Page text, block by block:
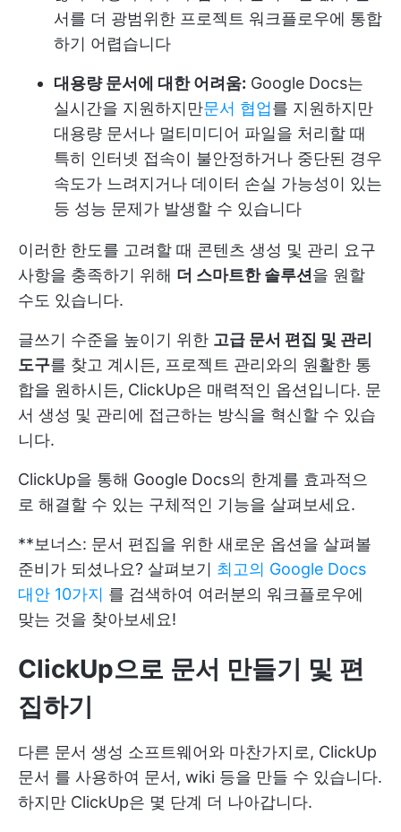
서를 더 광범위한 프로젝트 워크플로우에 통합
하기 어렵습니다
대용량 문서에 대한 어려움: Google Docs는
실시간을 지원하지만문서 협업를 지원하지만
대용량 문서나 멀티미디어 파일을 처리할 때
특히 인터넷 접속이 불안정하거나 중단된 경우
속도가 느려지거나 데이터 손실 가능성이 있는
등 성능 문제가 발생할 수 있습니다
이러한 한도를 고려할 때 콘텐츠 생성 및 관리 요구
사항을 충족하기 위해 더 스마트한 솔루션을 원할
수도 있습니다.
글쓰기 수준을 높이기 위한 고급 문서 편집 및 관리
도구를 찾고 계시든, 프로젝트 관리와의 원활한 통
합을 원하시든, ClickUp은 매력적인 옵션입니다. 문
서 생성 및 관리에 접근하는 방식을 혁신할 수 있습
니다.
ClickUp을 통해 Google Docs의 한계를 효과적으
로 해결할 수 있는 구체적인 기능을 살펴보세요.
**보너스: 문서 편집을 위한 새로운 옵션을 살펴볼
준비가 되셨나요? 살펴보기 최고의 Google Docs
대안 10가지 를 검색하여 여러분의 워크플로우에
맞는 것을 찾아보세요!
ClickUp으로 문서 만들기 및 편
집하기
다른 문서 생성 소프트웨어와 마찬가지로, ClickUp
문서 를 사용하여 문서, wiki 등을 만들 수 있습니다.
하지만 ClickUp은 몇 단계 더 나아갑니다.